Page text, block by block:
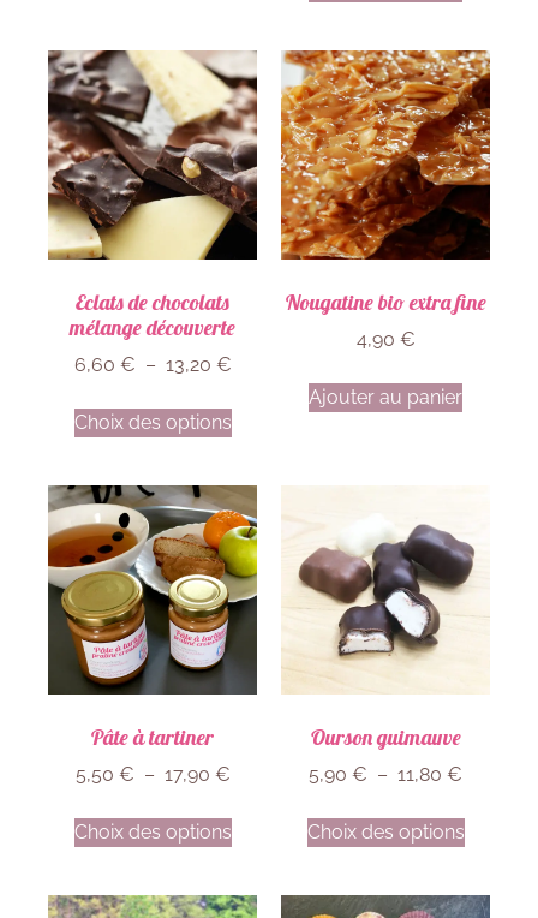
Eclats de chocolats
mélange découverte
6,60 € – 13,20 €
Choix des options
Nougatine bio extra fine
4,90 €
Ajouter au panier
Pâte à tartiner
5,50 € – 17,90 €
Choix des options
Ourson guimauve
5,90 € – 11,80 €
Choix des options